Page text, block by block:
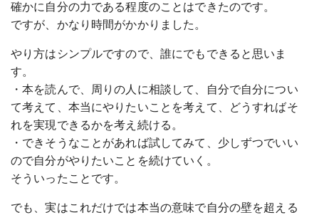
確かに自分の力である程度のことはできたのです。
ですが、かなり時間がかかりました。
やり方はシンプルですので、誰にでもできると思いま
す。
・本を読んで、周りの人に相談して、自分で自分につい
て考えて、本当にやりたいことを考えて、どうすればそ
れを実現できるかを考え続ける。
・できそうなことがあれば試してみて、少しずつでいい
ので自分がやりたいことを続けていく。
そういったことです。
でも、実はこれだけでは本当の意味で自分の壁を超える